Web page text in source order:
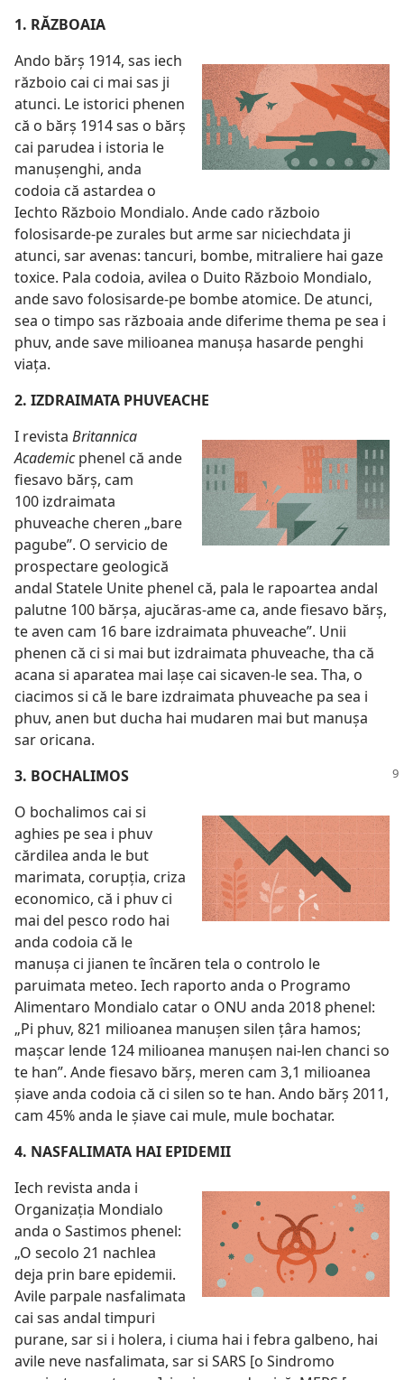
1. RĂZBOAIA
Ando bărș 1914, sas iech
războio cai ci mai sas ji
atunci. Le istorici phenen
că o bărș 1914 sas o bărș
cai parudea i istoria le
manușenghi, anda
codoia că astardea o
Iechto Războio Mondialo. Ande cado războio
folosisarde-pe zurales but arme sar niciechdata ji
atunci, sar avenas: tancuri, bombe, mitraliere hai gaze
toxice. Pala codoia, avilea o Duito Războio Mondialo,
ande savo folosisarde-pe bombe atomice. De atunci,
sea o timpo sas războaia ande diferime thema pe sea i
phuv, ande save milioanea manușa hasarde penghi
viața.
2. IZDRAIMATA PHUVEACHE
I revista Britannica
Academicphenel că ande
fiesavo bărș, cam
100 izdraimata
phuveache cheren „bare
pagube”. O servicio de
prospectare geologică
andal Statele Unite phenel că, pala le rapoartea andal
palutne 100 bărșa, ajucăras-ame ca, ande fiesavo bărș,
te aven cam 16 bare izdraimata phuveache”. Unii
phenen că ci si mai but izdraimata phuveache, tha că
acana si aparatea mai lașe cai sicaven-le sea. Tha, o
ciacimos si că le bare izdraimata phuveache pa sea i
phuv, anen but ducha hai mudaren mai but manușa
sar oricana.
3. BOCHALIMOS
O bochalimos cai si
aghies pe sea i phuv
cărdilea anda le but
marimata, corupția, criza
economico, că i phuv ci
mai del pesco rodo hai
anda codoia că le
manușa ci jianen te încăren tela o controlo le
paruimata meteo. Iech raporto anda o Programo
Alimentaro Mondialo catar o ONU anda 2018 phenel:
„Pi phuv, 821 milioanea manușen silen țâra hamos;
mașcar lende 124 milioanea manușen nai-len chanci so
te han”. Ande fiesavo bărș, meren cam 3,1 milioanea
șiave anda codoia că ci silen so te han. Ando bărș 2011,
cam 45% anda le șiave cai mule, mule bochatar.
4. NASFALIMATA HAI EPIDEMII
Iech revista anda i
Organizația Mondialo
anda o Sastimos phenel:
„O secolo 21 nachlea
deja prin bare epidemii.
Avile parpale nasfalimata
cai sas andal timpuri
purane, sar si i holera, i ciuma hai i febra galbeno, hai
avile neve nasfalimata, sar si SARS [o Sindromo